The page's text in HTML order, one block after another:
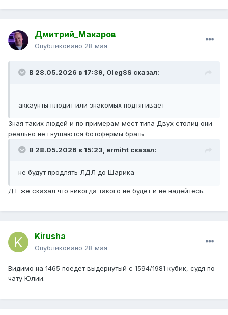
Дмитрий_Макаров
Опубликовано 28 мая
В 28.05.2026 в 17:39, OlegSS сказал:
аккаунты плодит или знакомых подтягивает
Зная таких людей и по примерам мест типа Двух столиц они
реально не гнушаются ботофермы брать
В 28.05.2026 в 15:23, ermiht сказал:
не будут продлять ЛДЛ до Шарика
ДТ же сказал что никогда такого не будет и не надейтесь.
Kirusha
Опубликовано 28 мая
Видимо на 1465 поедет выдернутый с 1594/1981 кубик, судя по
чату Юлии.